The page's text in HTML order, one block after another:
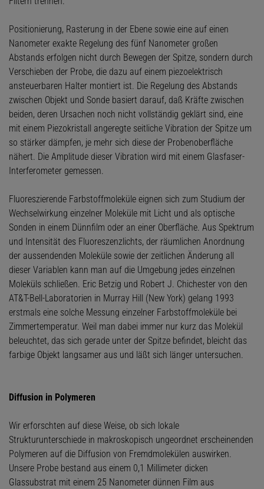
Positionierung, Rasterung in der Ebene sowie eine auf einen
Nanometer exakte Regelung des fünf Nanometer großen
Abstands erfolgen nicht durch Bewegen der Spitze, sondern durch
Verschieben der Probe, die dazu auf einem piezoelektrisch
ansteuerbaren Halter montiert ist. Die Regelung des Abstands
zwischen Objekt und Sonde basiert darauf, daß Kräfte zwischen
beiden, deren Ursachen noch nicht vollständig geklärt sind, eine
mit einem Piezokristall angeregte seitliche Vibration der Spitze um
so stärker dämpfen, je mehr sich diese der Probenoberfläche
nähert. Die Amplitude dieser Vibration wird mit einem Glasfaser-
Interferometer gemessen.
Fluoreszierende Farbstoffmoleküle eignen sich zum Studium der
Wechselwirkung einzelner Moleküle mit Licht und als optische
Sonden in einem Dünnfilm oder an einer Oberfläche. Aus Spektrum
und Intensität des Fluoreszenzlichts, der räumlichen Anordnung
der aussendenden Moleküle sowie der zeitlichen Änderung all
dieser Variablen kann man auf die Umgebung jedes einzelnen
Moleküls schließen. Eric Betzig und Robert J. Chichester von den
AT&T-Bell-Laboratorien in Murray Hill (New York) gelang 1993
erstmals eine solche Messung einzelner Farbstoffmoleküle bei
Zimmertemperatur. Weil man dabei immer nur kurz das Molekül
beleuchtet, das sich gerade unter der Spitze befindet, bleicht das
farbige Objekt langsamer aus und läßt sich länger untersuchen.
Diffusion in Polymeren
Wir erforschten auf diese Weise, ob sich lokale
Strukturunterschiede in makroskopisch ungeordnet erscheinenden
Polymeren auf die Diffusion von Fremdmolekülen auswirken.
Unsere Probe bestand aus einem 0,1 Millimeter dicken
Glassubstrat mit einem 25 Nanometer dünnen Film aus